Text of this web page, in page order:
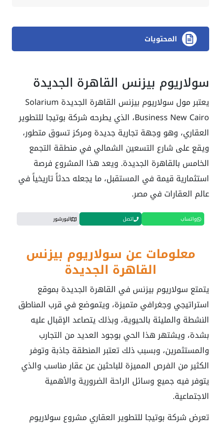
المحتويات
سولاريوم بيزنس القاهرة الجديدة
يعتبر مول سولاريوم بيزنس القاهرة الجديدة Solarium
Business New Cairo، الذي يطرحه شركة بوتيجا للتطوير
العقاري، وهو وجهة تجارية جديدة ومركز تسوق متطور،
ويقععلى شارع التسعين الشمالي في منطقة التجمع
الخامس بالقاهرة الجديدة. ويعد هذا المشروع فرصة
استثمارية قيمة في المستقبل، ما يجعله حدثاً تاريخياً في
عالم العقارات في مصر.‏
واتساب اتصل البورشور
معلومات عن سولاريوم بيزنس
القاهرة الجديدة
يتمتع سولاريوم بيزنس في القاهرة الجديدة بموقع
استراتيجي وجغرافي متميزة، ويتموضع في قرب المناطق
النشطة والمليئة بالحيوية، وبذلك يتصاعد الإقبال عليه
بشدة، ويشتهر هذا الحي بوجود العديد من التجارب
والمستثمرين، وبسبب ذلك تعتبر المنطقة جاذبة وتوفر
الكثير من الفرص المميزة للباحثين عن عقار مناسب والذي
يتوفر فيه جميع وسائل الراحة الضرورية والأهمية
الاجتماعية.
تعرض شركة بوتيجا للتطوير العقاري مشروع سولاريوم